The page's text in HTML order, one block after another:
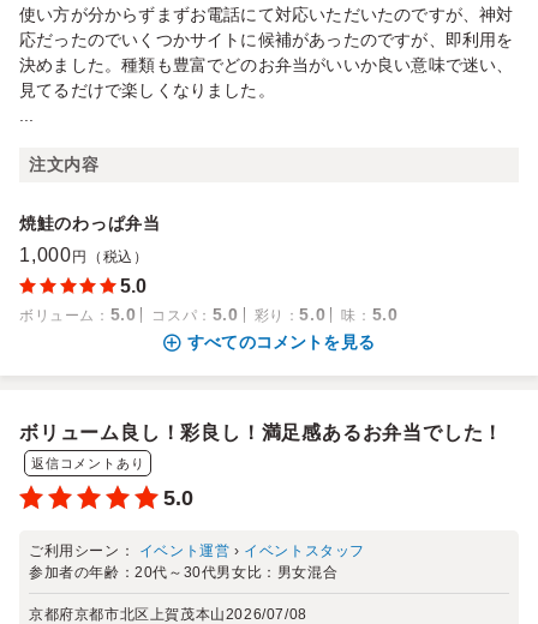
使い方が分からずまずお電話にて対応いただいたのですが、神対
応だったのでいくつかサイトに候補があったのですが、即利用を
決めました。種類も豊富でどのお弁当がいいか良い意味で迷い、
見てるだけで楽しくなりました。
注文内容
焼鮭のわっぱ弁当
1,000 円（税込）
5.0
ボリューム ： 5.0 コスパ ： 5.0 彩り ：5.0 味 ： 5.0
すべてのコメントを見る
ボリューム良し！彩良し！満足感あるお弁当でした！
返信コメントあり
5.0
ご利用シーン： イベント運営 › イベントスタッフ
参加者の年齢：20代～30代男女比： 男女混合
京都府京都市北区上賀茂本山2026/07/08